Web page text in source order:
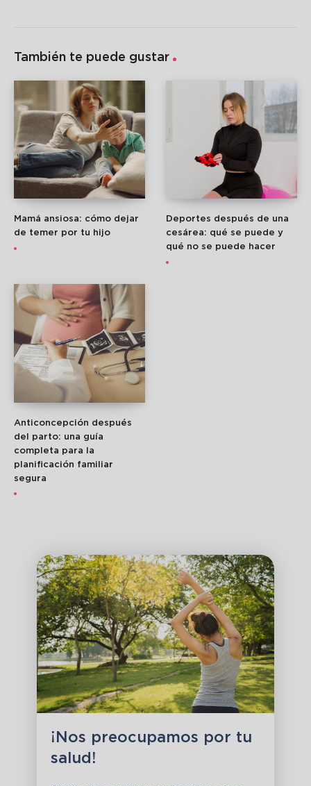
También te puede gustar
Mamá ansiosa: cómo dejar
de temer por tu hijo
Deportes después de una
cesárea: qué se puede y
qué no se puede hacer
Anticoncepción después
del parto: una guía
completa para la
planificación familiar
segura
¡Nos preocupamos por tu
salud!